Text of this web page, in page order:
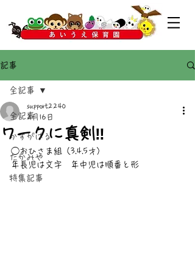
記事
全記事
かすがばる
たかみや
特集記事
全記事
ワークに真剣‼️
support2240
2月16日
◯おひさま組（3.4.5才）
年長児は文字　年中児は順番と形